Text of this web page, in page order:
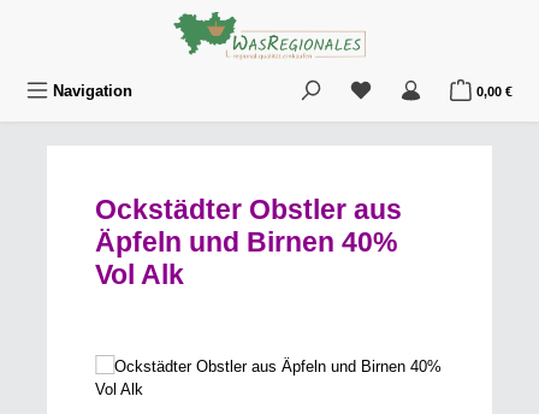
Zum Hauptinhalt springen
Navigation Du hast 0 Produkte
0,00 €
Ockstädter Obstler aus
Äpfeln und Birnen 40%
Vol Alk
Bildergalerie überspringen